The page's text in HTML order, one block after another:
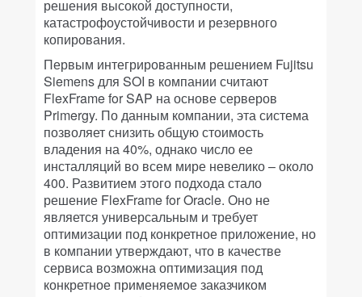
решения высокой доступности,
катастрофоустойчивости и резервного
копирования.
Первым интегрированным решением Fujitsu
Siemens для SOI в компании считают
FlexFrame for SAP на основе серверов
Primergy. По данным компании, эта система
позволяет снизить общую стоимость
владения на 40%, однако число ее
инсталляций во всем мире невелико – около
400. Развитием этого подхода стало
решение FlexFrame for Oracle. Оно не
является универсальным и требует
оптимизации под конкретное приложение, но
в компании утверждают, что в качестве
сервиса возможна оптимизация под
конкретное применяемое заказчиком